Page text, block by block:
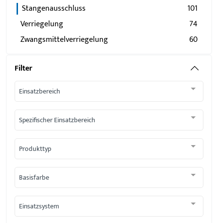
Stangenausschluss
101
Verriegelung
74
Zwangsmittelverriegelung
60
Filter
Einsatzbereich
Spezifischer Einsatzbereich
Produkttyp
Basisfarbe
Einsatzsystem